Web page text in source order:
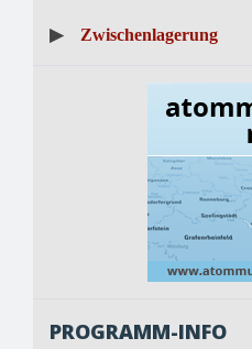
▶ Zwischenlagerung
PROGRAMM-INFO